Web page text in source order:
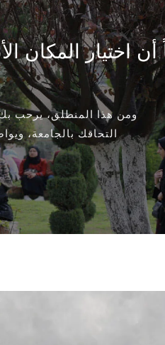
أن اختيار
ومن هذا المنطلق، يرحب
التحاقك بالجامعة،